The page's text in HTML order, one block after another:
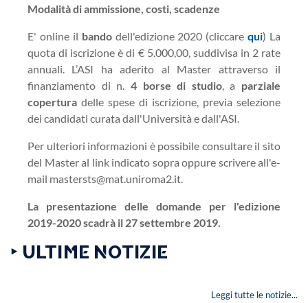
Modalità di ammissione, costi, scadenze
E' online il bando dell'edizione 2020 (cliccarequi) La
quota di iscrizione è di € 5.000,00, suddivisa in 2 rate
annuali. L’ASI ha aderito al Master attraverso il
finanziamento di n. 4 borse di studio, a parziale
copertura delle spese di iscrizione, previa selezione
dei candidati curata dall'Università e dall'ASI.
Per ulteriori informazioni è possibile consultare il sito
del Master al link indicato sopra oppure scrivere all'e-
mail mastersts@mat.uniroma2.it.
La presentazione delle domande per l'edizione
2019-2020 scadrà il 27 settembre 2019.
‣ ULTIME NOTIZIE
Leggi tutte le notizie...